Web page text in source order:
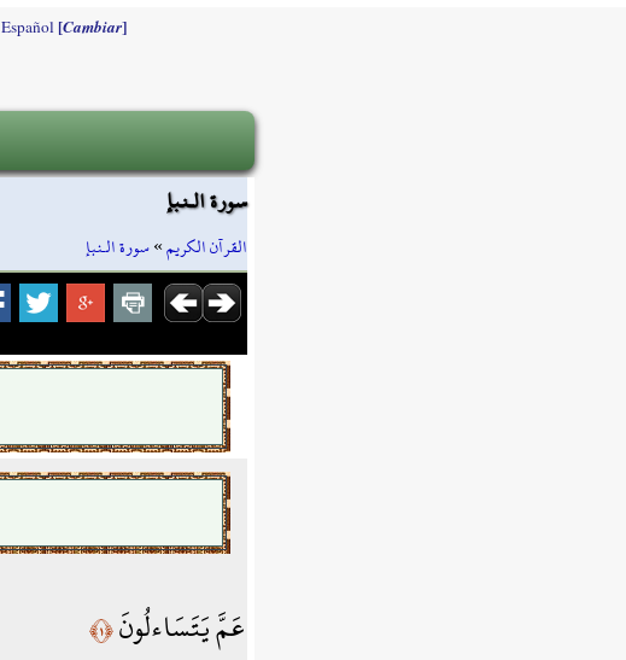
Español [Cambiar]
سورة الـنبإ
القرآن الكريم»سورة الـنبإ
عَمَّ يَتَسَاءلُونَ﴿١﴾